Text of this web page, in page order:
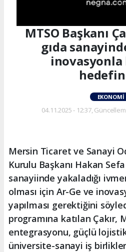
MTSO Başkanı
gıda
inovasyonla
EKONOMI
04.11.2025 - 12:37,
Mersin Ticaret ve Sanayi
Kurulu Başkanı Hakan
sanayiinde yakaladığı
olması için Ar-Ge ve
yapılması gerektiğini
programına katılan Çakır,
entegrasyonu, güçlü lojistik
üniversite-sanayi iş